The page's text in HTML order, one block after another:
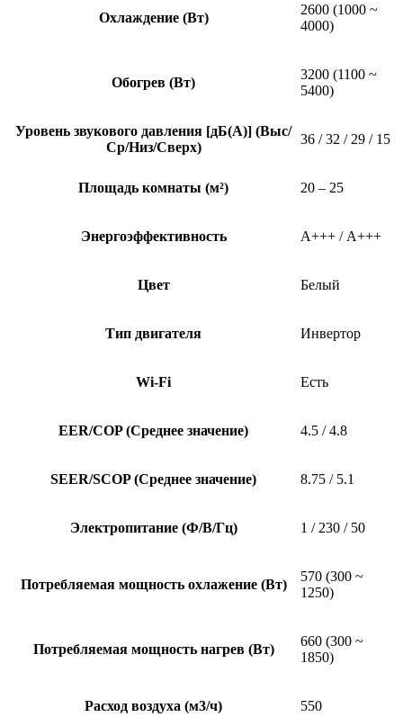
Охлаждение (Вт)
2600 (1000 ~
4000)
Обогрев (Вт)
3200 (1100 ~
5400)
Уровень звукового давления [дБ(А)] (Выс/
Ср/Низ/Сверх)
36 / 32 / 29 / 15
Площадь комнаты (м²) 20 – 25
Энергоэффективность A+++ / А+++
Цвет Белый
Тип двигателя Инвертор
Wi-Fi Есть
EER/COP (Среднее значение) 4.5 / 4.8
SEER/SCOP (Среднее значение) 8.75 / 5.1
Электропитание (Ф/В/Гц) 1 / 230 / 50
Потребляемая мощность охлажение (Вт)
570 (300 ~
1250)
Потребляемая мощность нагрев (Вт)
660 (300 ~
1850)
Расход воздуха (м3/ч) 550